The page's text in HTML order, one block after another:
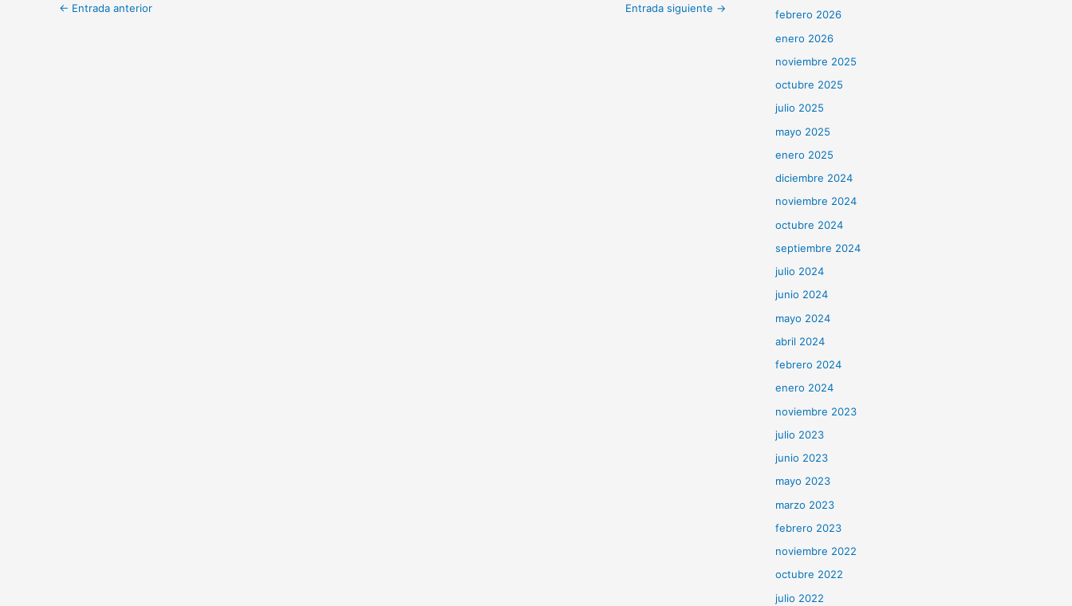
← Entrada anterior Entrada siguiente →
febrero 2026
enero 2026
noviembre 2025
octubre 2025
julio 2025
mayo 2025
enero 2025
diciembre 2024
noviembre 2024
octubre 2024
septiembre 2024
julio 2024
junio 2024
mayo 2024
abril 2024
febrero 2024
enero 2024
noviembre 2023
julio 2023
junio 2023
mayo 2023
marzo 2023
febrero 2023
noviembre 2022
octubre 2022
julio 2022